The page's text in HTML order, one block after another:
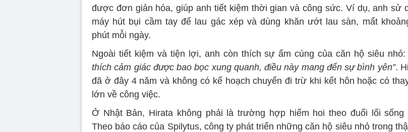
được đơn giản hóa, giúp anh tiết kiệm thời gian và công sức. Ví dụ, anh sử
máy hút bụi cầm tay để lau gác xép và dùng khăn ướt lau sàn, mất
phút mỗi ngày.
Ngoài tiết kiệm và tiện lợi, anh còn thích sự ấm cúng của căn hộ siêu nhỏ:
thích cảm giác được bao bọc xung quanh, điều này mang đến sự bình yên”.
đã ở đây 4 năm và không có kế hoạch chuyển đi trừ khi kết hôn hoặc có
lớn về công việc.
Ở Nhật Bản, Hirata không phải là trường hợp hiếm hoi theo đuổi lối sống
Theo báo cáo của Spilytus, công ty phát triển những căn hộ siêu nhỏ trong